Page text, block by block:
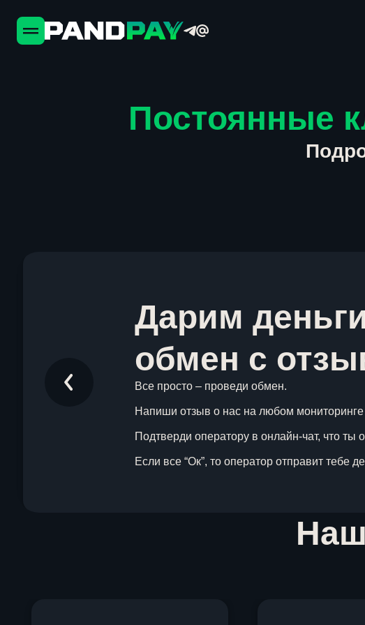
Постоянные
Дарим
обмен с
Все просто – проведи обмен.
Напиши отзыв о нас на любом
Подтверди оператору в онлайн-чат, что ты
Если все “Ок”, то оператор отправит тебе